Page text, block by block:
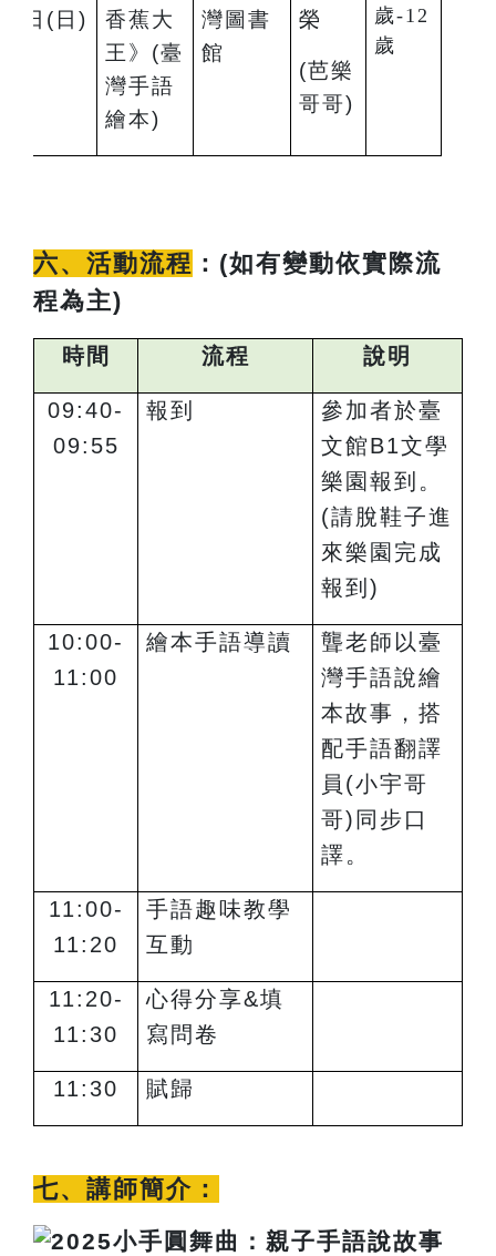
日(日)
香蕉大
王》(臺
灣手語
繪本)
灣圖書
館
榮
(芭樂
哥哥)
歲-12
歲
六、活動流程 ：(如有變動依實際流
程為主)
時間 流程 說明
09:40-
09:55
報到
參加者於臺
文館B1文學
樂園報到。
(請脫鞋子進
來樂園完成
報到)
10:00-
11:00
繪本手語導讀
聾老師以臺
灣手語說繪
本故事，搭
配手語翻譯
員(小宇哥
哥)同步口
譯。
11:00-
11:20
手語趣味教學
互動
11:20-
11:30
心得分享&填
寫 問卷
11:30 賦歸
七、講師簡介：